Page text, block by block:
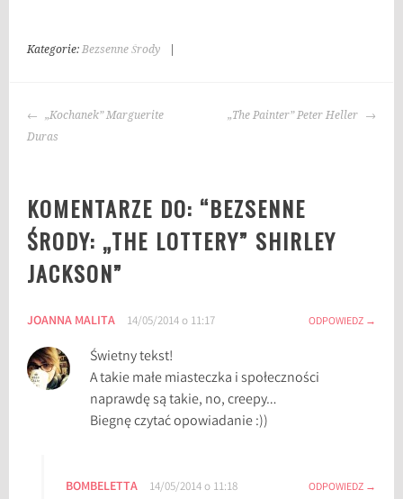
Kategorie:Bezsenne Środy
t
i
r
l
J
NAWIGACJA
WPISU
„Kochanek” Marguerite
Duras
„The Painter” Peter Heller
KOMENTARZE DO: “BEZSENNE
ŚRODY: „THE LOTTERY” SHIRLEY
JACKSON”
JOANNA MALITA 14/05/2014 o 11:17 ODPOWIEDZ
Świetny tekst!
A takie małe miasteczka i społeczności
naprawdę są takie, no, creepy…
Biegnę czytać opowiadanie :))
BOMBELETTA 14/05/2014 o 11:18 ODPOWIEDZ